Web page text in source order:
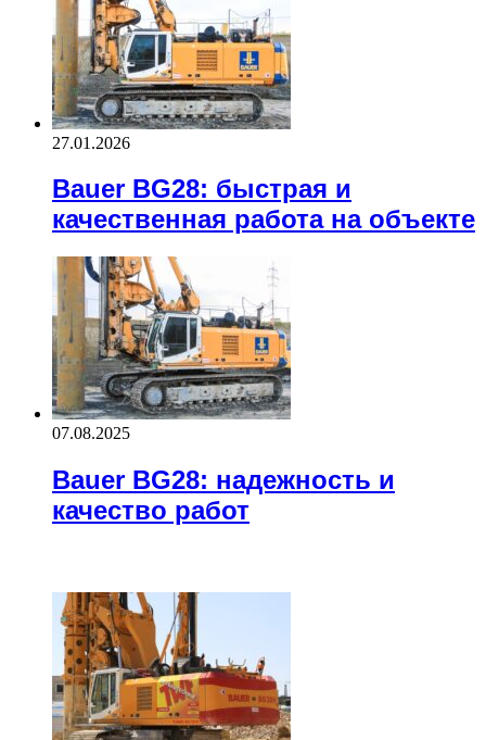
27.01.2026
Bauer BG28: быстрая и
качественная работа на объекте
07.08.2025
Bauer BG28: надежность и
качество работ